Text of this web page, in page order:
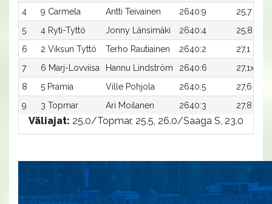
4
9 Carmela Antti Teivainen 2640:9 25,7
5
4 Ryti-Tyttö Jonny Länsimäki 2640:4 25,8
6
2 Viksun Tyttö Terho Rautiainen 2640:2 27,1
7
6 Marj-Lovviisa Hannu Lindström 2640:6 27,1x
8
5 Pramia Ville Pohjola 2640:5 27,6
9
3 Topmar Ari Moilanen 2640:3 27,8
Väliajat: 25.0/Topmar, 25.5, 26.0/Saaga S, 23.0